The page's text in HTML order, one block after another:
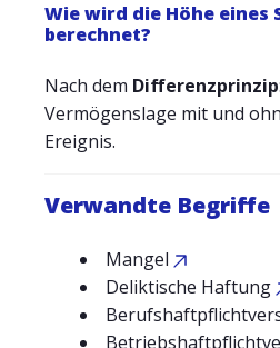
Wie wird die Höhe eines
berechnet?
Nach dem Differenzprinzip
Vermögenslage mit und
Ereignis.
Verwandte Begriffe
Mangel
Deliktische Haftung